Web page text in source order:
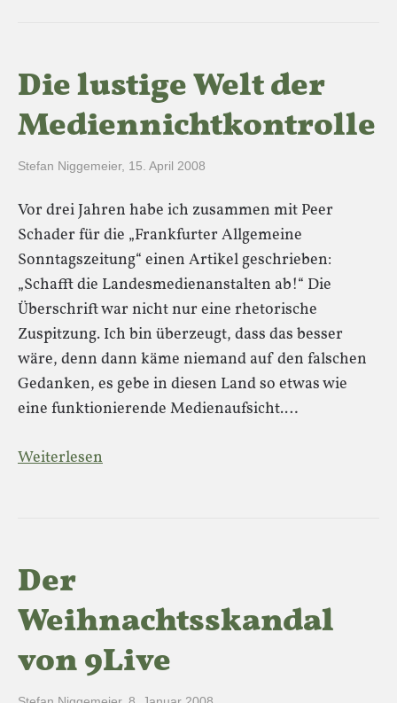
Die lustige Welt der
Mediennichtkontrolle
Stefan Niggemeier, 15. April 2008
Vor drei Jahren habe ich zusammen mit Peer
Schader für die „Frankfurter Allgemeine
Sonntagszeitung“ einen Artikel geschrieben:
„Schafft die Landesmedienanstalten ab!“ Die
Überschrift war nicht nur eine rhetorische
Zuspitzung. Ich bin überzeugt, dass das besser
wäre, denn dann käme niemand auf den falschen
Gedanken, es gebe in diesen Land so etwas wie
eine funktionierende Medienaufsicht.…
Weiterlesen
Der
Weihnachtsskandal
von 9Live